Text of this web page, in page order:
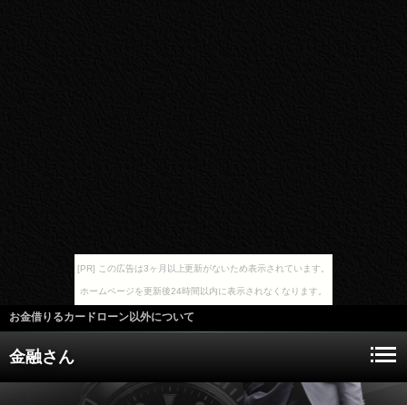
[PR] この広告は3ヶ月以上更新がないため表示されています。
ホームページを更新後24時間以内に表示されなくなります。
お金借りるカードローン以外について
金融さん